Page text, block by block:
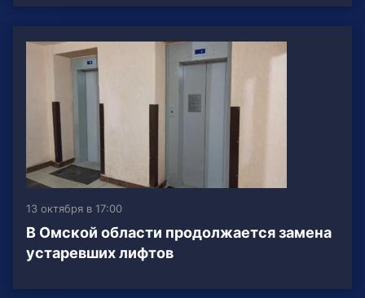
13 октября в 17:00
В Омской области продолжается замена
устаревших лифтов